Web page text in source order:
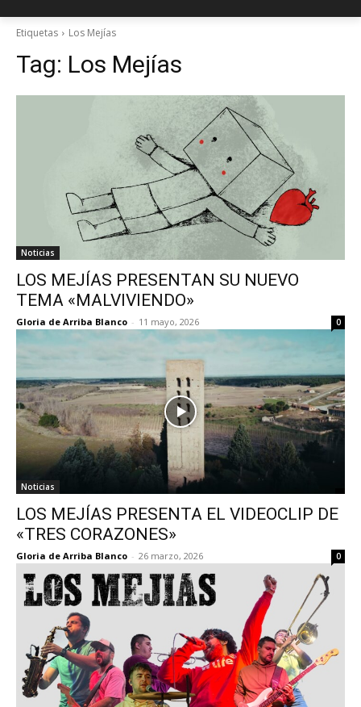
Etiquetas Los Mejías
Tag: Los Mejías
Noticias
LOS MEJÍAS PRESENTAN SU NUEVO
TEMA «MALVIVIENDO»
Gloria de Arriba Blanco - 11 mayo, 2026 0
Noticias
LOS MEJÍAS PRESENTA EL VIDEOCLIP DE
«TRES CORAZONES»
Gloria de Arriba Blanco - 26 marzo, 2026 0